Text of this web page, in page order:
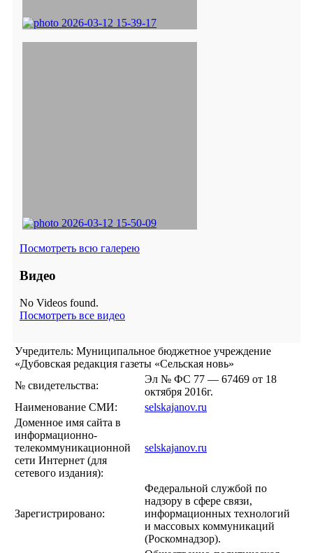
Посмотреть всю галерею
Видео
No Videos found.
Посмотреть все видео
Учредитель: Муниципальное бюджетное учреждение
«Дубовская редакция газеты «Сельская новь»
№ свидетельства:
Эл № ФС 77 — 67469 от 18
октября 2016г.
Наименование СМИ:
selskajanov.ru
Доменное имя сайта в
информационно-
телекоммуникационной
сети Интернет (для
сетевого издания):
selskajanov.ru
Зарегистрировано:
Федеральной службой по
надзору в сфере связи,
информационных технологий
и массовых коммуникаций
(Роскомнадзор).